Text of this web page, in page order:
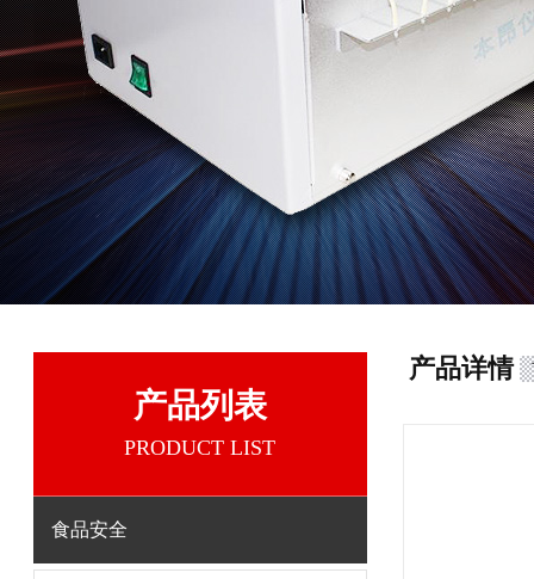
产品列表
PRODUCT LIST
食品安全
产品详情